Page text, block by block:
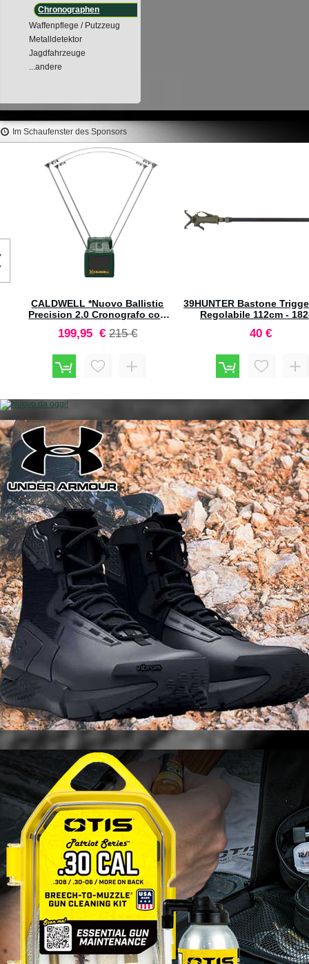
Chronographen
Waffenpflege / Putzzeug
Metalldetektor
Jagdfahrzeuge
...andere
Im Schaufenster des Sponsors
CALDWELL *Nuovo Ballistic
Precision 2.0 Cronografo con
Prezzo
speciale
199,95 €Prezzo
215 €
39HUNTER Bastone
Regolabile 112cm -
40 €